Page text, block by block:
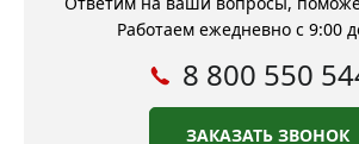
Работаем ежедневно с 9:00
8 800 550
ЗАКАЗАТЬ ЗВОНОК